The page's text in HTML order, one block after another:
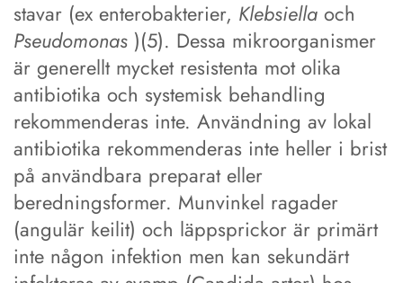
stavar (ex enterobakterier, Klebsiella och
Pseudomonas )(5). Dessa mikroorganismer
är generellt mycket resistenta mot olika
antibiotika och systemisk behandling
rekommenderas inte. Användning av lokal
antibiotika rekommenderas inte heller i brist
på användbara preparat eller
beredningsformer. Munvinkel ragader
(angulär keilit) och läppsprickor är primärt
inte någon infektion men kan sekundärt